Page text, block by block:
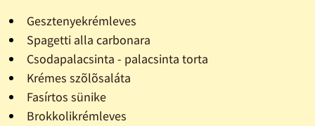
Gesztenyekrémleves
Spagetti alla carbonara
Csodapalacsinta - palacsinta torta
Krémes szõlõsaláta
Fasírtos sünike
Brokkolikrémleves